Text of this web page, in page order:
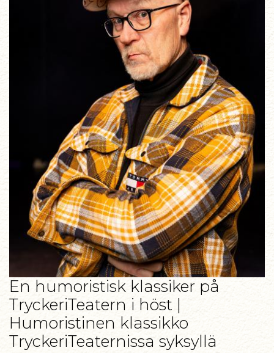
En humoristisk klassiker på
TryckeriTeatern i höst |
Humoristinen klassikko
TryckeriTeaternissa syksyllä